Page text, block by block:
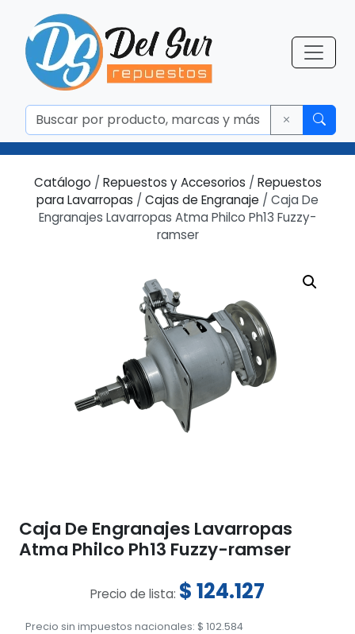
Catálogo / Repuestos y Accesorios / Repuestos
para Lavarropas / Cajas de Engranaje / Caja De
Engranajes Lavarropas Atma Philco Ph13 Fuzzy-
ramser
Caja De Engranajes Lavarropas
Atma Philco Ph13 Fuzzy-ramser
Precio de lista: $124.127
Precio sin impuestos nacionales: $ 102.584